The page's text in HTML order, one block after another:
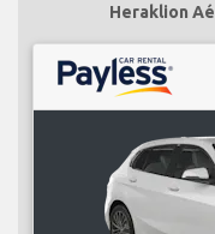
Heraklion